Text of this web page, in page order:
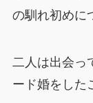
の馴れ初めに
二人は出会っ
ード婚をした